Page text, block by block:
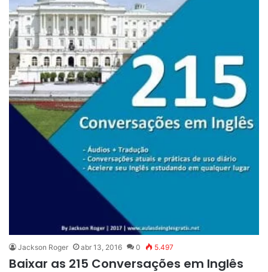
Jackson Roger abr 13, 2016 0 5.497
Baixar as 215 Conversações em Inglês